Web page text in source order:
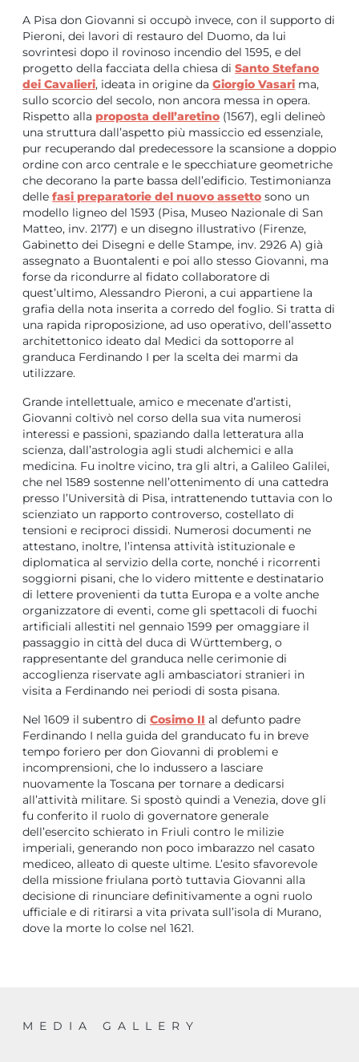
A Pisa don Giovanni si occupò invece, con il supporto di
Pieroni, dei lavori di restauro del Duomo, da lui
sovrintesi dopo il rovinoso incendio del 1595, e del
progetto della facciata della chiesa di Santo Stefano
dei Cavalieri, ideata in origine da Giorgio Vasari ma,
sullo scorcio del secolo, non ancora messa in opera.
Rispetto alla proposta dell’aretino (1567), egli delineò
una struttura dall’aspetto più massiccio ed essenziale,
pur recuperando dal predecessore la scansione a doppio
ordine con arco centrale e le specchiature geometriche
che decorano la parte bassa dell’edificio. Testimonianza
delle fasi preparatorie del nuovo assetto sono un
modello ligneo del 1593 (Pisa, Museo Nazionale di San
Matteo, inv. 2177) e un disegno illustrativo (Firenze,
Gabinetto dei Disegni e delle Stampe, inv. 2926 A) già
assegnato a Buontalenti e poi allo stesso Giovanni, ma
forse da ricondurre al fidato collaboratore di
quest’ultimo, Alessandro Pieroni, a cui appartiene la
grafia della nota inserita a corredo del foglio. Si tratta di
una rapida riproposizione, ad uso operativo, dell’assetto
architettonico ideato dal Medici da sottoporre al
granduca Ferdinando I per la scelta dei marmi da
utilizzare.
Grande intellettuale, amico e mecenate d’artisti,
Giovanni coltivò nel corso della sua vita numerosi
interessi e passioni, spaziando dalla letteratura alla
scienza, dall’astrologia agli studi alchemici e alla
medicina. Fu inoltre vicino, tra gli altri, a Galileo Galilei,
che nel 1589 sostenne nell’ottenimento di una cattedra
presso l’Università di Pisa, intrattenendo tuttavia con lo
scienziato un rapporto controverso, costellato di
tensioni e reciproci dissidi. Numerosi documenti ne
attestano, inoltre, l’intensa attività istituzionale e
diplomatica al servizio della corte, nonché i ricorrenti
soggiorni pisani, che lo videro mittente e destinatario
di lettere provenienti da tutta Europa e a volte anche
organizzatore di eventi, come gli spettacoli di fuochi
artificiali allestiti nel gennaio 1599 per omaggiare il
passaggio in città del duca di Württemberg, o
rappresentante del granduca nelle cerimonie di
accoglienza riservate agli ambasciatori stranieri in
visita a Ferdinando nei periodi di sosta pisana.
Nel 1609 il subentro di Cosimo II al defunto padre
Ferdinando I nella guida del granducato fu in breve
tempo foriero per don Giovanni di problemi e
incomprensioni, che lo indussero a lasciare
nuovamente la Toscana per tornare a dedicarsi
all’attività militare. Si spostò quindi a Venezia, dove gli
fu conferito il ruolo di governatore generale
dell’esercito schierato in Friuli contro le milizie
imperiali, generando non poco imbarazzo nel casato
mediceo, alleato di queste ultime. L’esito sfavorevole
della missione friulana portò tuttavia Giovanni alla
decisione di rinunciare definitivamente a ogni ruolo
ufficiale e di ritirarsi a vita privata sull’isola di Murano,
dove la morte lo colse nel 1621.
MEDIA GALLERY